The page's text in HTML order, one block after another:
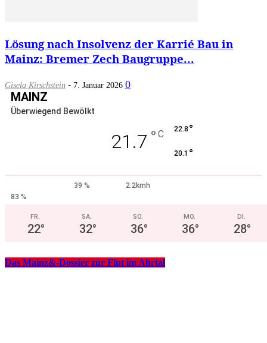
Lösung nach Insolvenz der Karrié Bau in
Mainz: Bremer Zech Baugruppe...
Gisela Kirschstein - 7. Januar 2026 0
MAINZ
Überwiegend Bewölkt
21.7 ° C 22.8 °
20.1 °
39 %
2.2kmh
83 %
FR.
22°
SA.
32°
SO.
36°
MO.
36°
DI.
28°
Das Mainz&-Dossier zur Flut im Ahrtal